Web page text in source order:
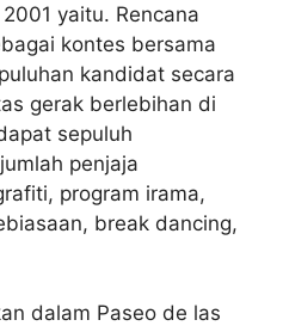
yaitu. Rencana
kontes bersama
kandidat secara
gerak berlebihan di
sepuluh
penjaja
program irama,
break dancing,
dalam Paseo de las